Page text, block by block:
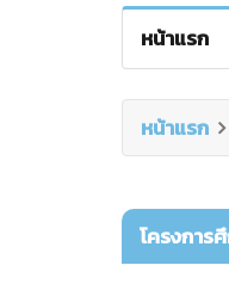
หน้าแรก
หน้าแรก
โครงการ